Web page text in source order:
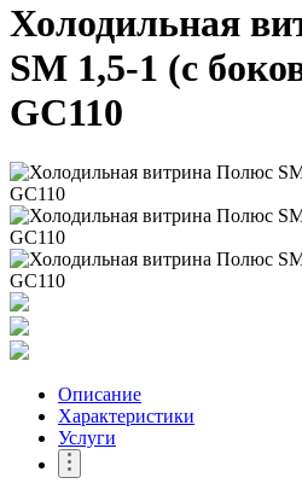
Холодильная
SM 1,5-1 (с
GC110
Описание
Характеристики
Услуги